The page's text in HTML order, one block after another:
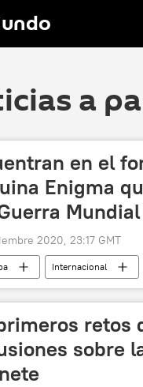
a
en el
Enigma
Mundial
2020, 23:17 GMT
Internacional
retos
sobre